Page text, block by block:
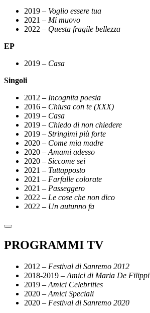
2019 – Voglio essere tua
2021 – Mi muovo
2022 – Questa fragile bellezza
EP
2019 – Casa
Singoli
2012 – Incognita poesia
2016 – Chiusa con te (XXX)
2019 – Casa
2019 – Chiedo di non chiedere
2019 – Stringimi più forte
2020 – Come mia madre
2020 – Amami adesso
2020 – Siccome sei
2021 – Tuttapposto
2021 – Farfalle colorate
2021 – Passeggero
2022 – Le cose che non dico
2022 – Un autunno fa
PROGRAMMI TV
2012 – Festival di Sanremo 2012
2018-2019 – Amici di Maria De Filippi
2019 – Amici Celebrities
2020 – Amici Speciali
2020 – Festival di Sanremo 2020